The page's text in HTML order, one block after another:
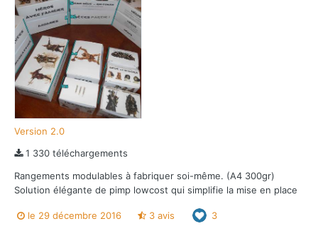
Version 2.0
1 330 téléchargements
Rangements modulables à fabriquer soi-même. (A4 300gr)
Solution élégante de pimp lowcost qui simplifie la mise en place
sauf dragon/Yogah) DANS UNE SEULE BOITE ! ► Consultez
le 29 décembre 2016 3 avis 3